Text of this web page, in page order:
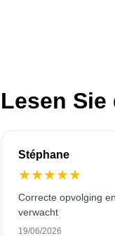
Lesen
Stéphane
★★★★★
Correcte opvolging
verwacht
19/06/2026